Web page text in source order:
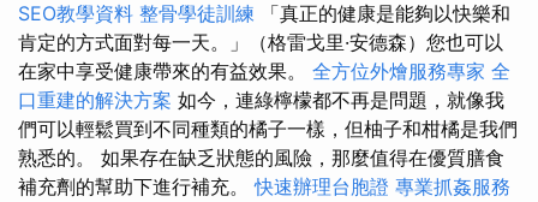
SEO教學資料 整骨學徒訓練
「真正的健康是能夠以快樂和
肯定的方式面對每一天。」（格雷戈里·安德森）您也可以
在家中享受健康帶來的有益效果。 全方位外燴服務專家 全
口重建的解決方案 如今，連綠檸檬都不再是問題，就像我
們可以輕鬆買到不同種類的橘子一樣，但柚子和柑橘是我們
熟悉的。 如果存在缺乏狀態的風險，那麼值得在優質膳食
補充劑的幫助下進行補充。快速辦理台胞證 專業抓姦服務